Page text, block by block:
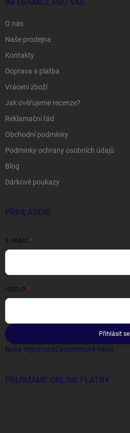
INFORMACE PRO VÁS
O nás
Naše prodejna
Kontakty
Doprava a platba
Vrácení zboží
Jak ověřujeme recenze?
Reklamační řád
Obchodní podmínky
Podmínky ochrany osobních údajů
Blog
Dárkové poukazy
PŘIHLÁŠENÍ
E-MAIL
HESLO
Přihlásit se
Nová registraceZapomenuté heslo
PŘIJÍMÁME ONLINE PLATBY